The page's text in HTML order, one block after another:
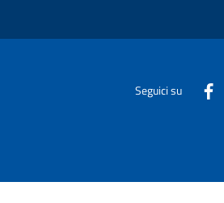
Seguici su